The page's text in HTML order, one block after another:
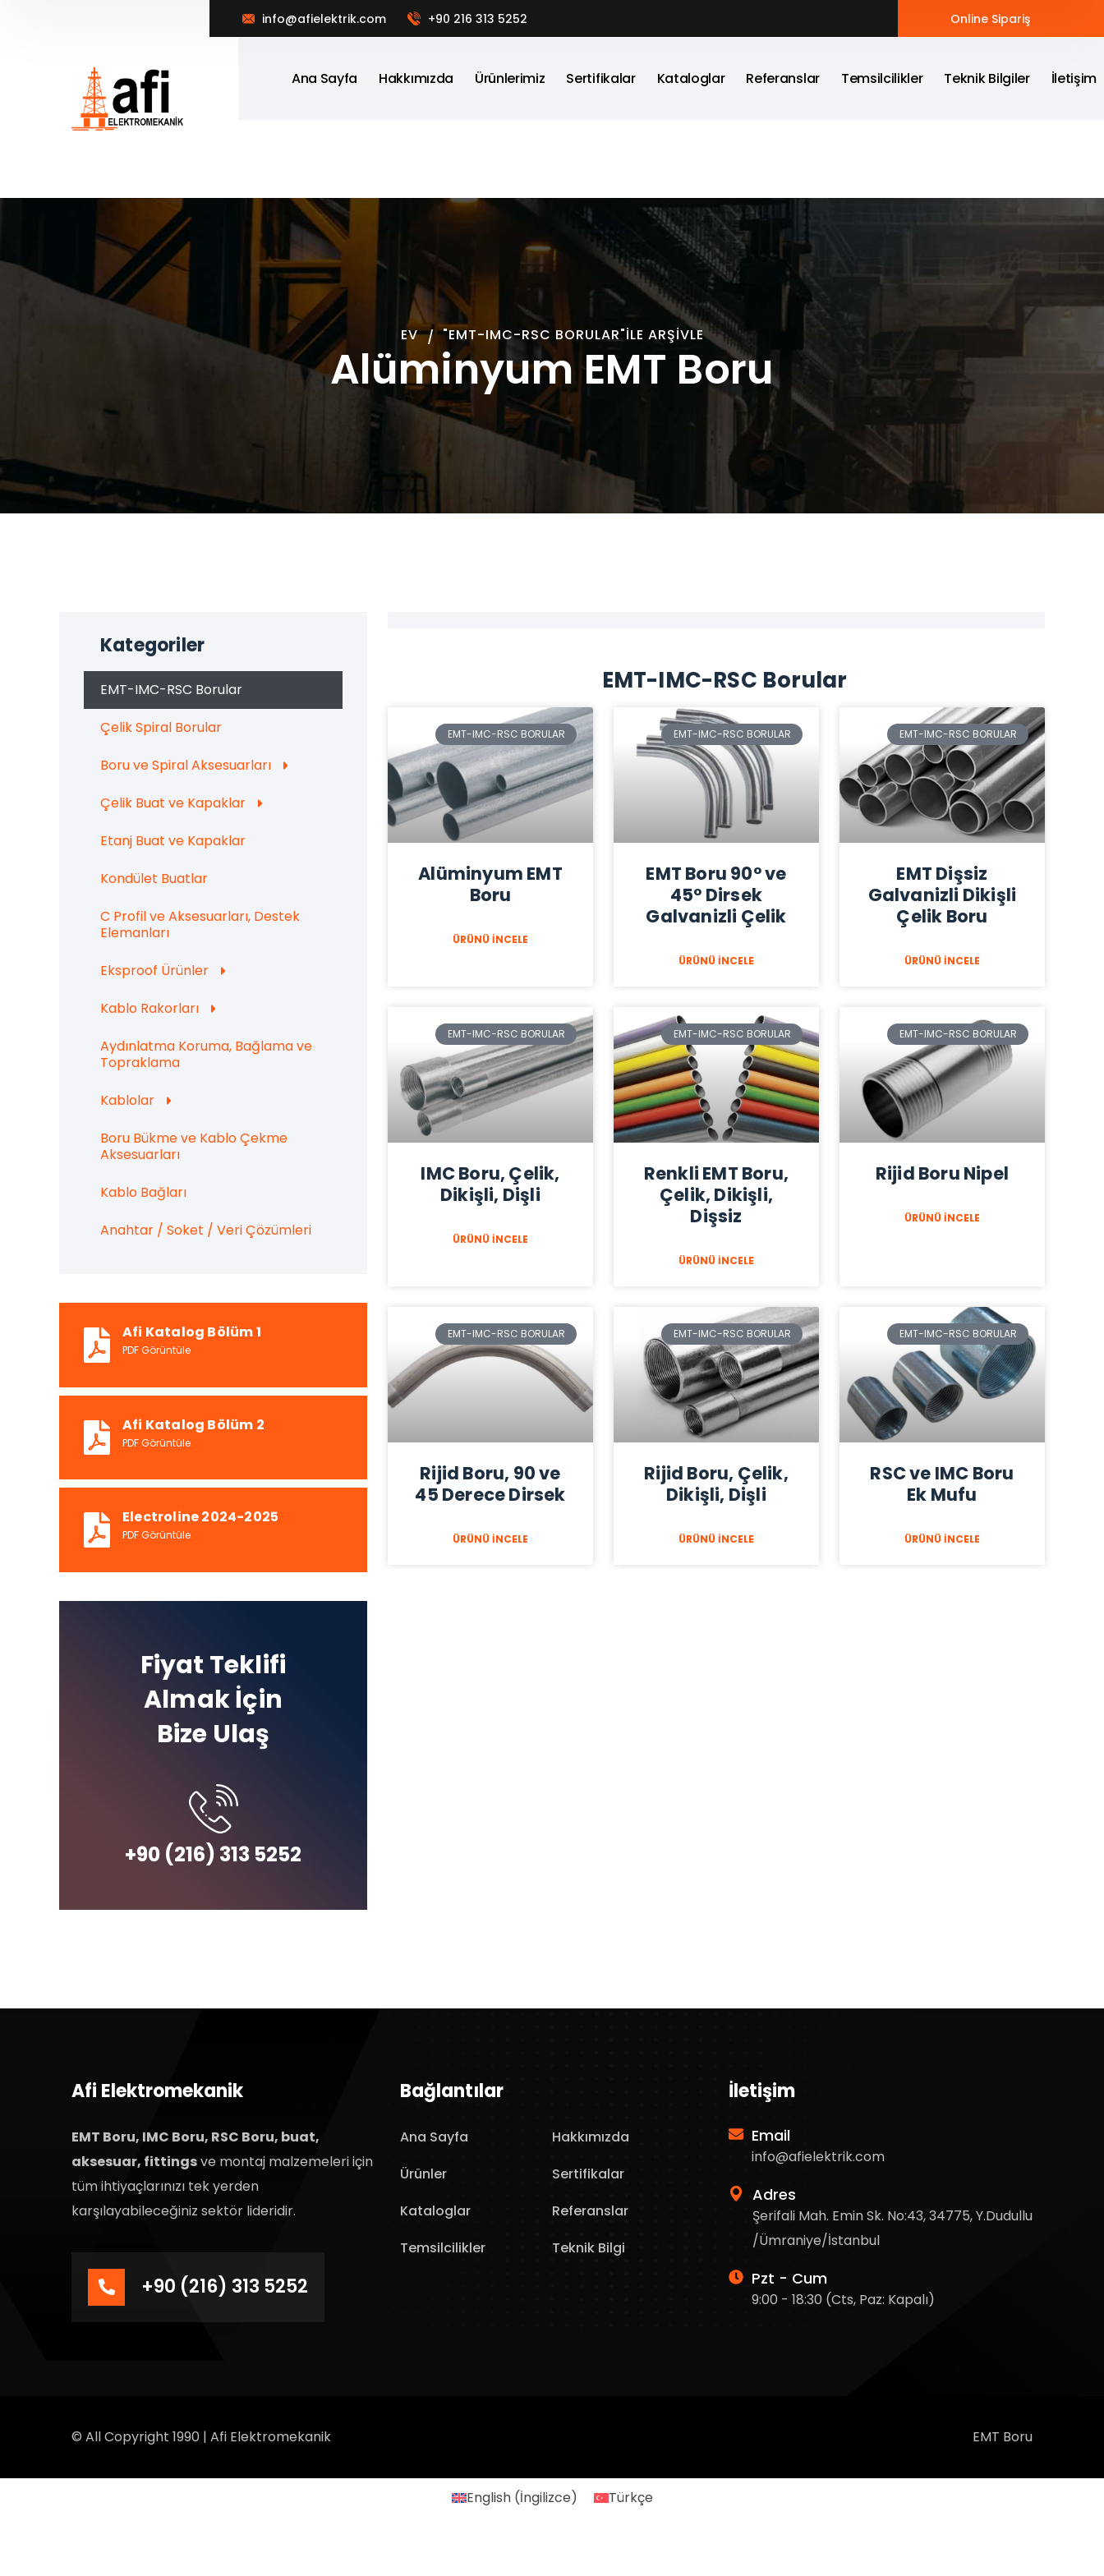
info@afielektrik.com +90 216 313 5252 Online Sipariş
Ana Sayfa Hakkımızda Ürünlerimiz Sertifikalar Kataloglar Referanslar Temsilcilikler Teknik Bilgiler İletişim
Alüminyum EMT Boru
EV "EMT-IMC-RSC BORULAR"ILE ARŞIVLE
Kategoriler
EMT-IMC-RSC Borular
Çelik Spiral Borular
Boru ve Spiral Aksesuarları
Çelik Buat ve Kapaklar
Etanj Buat ve Kapaklar
Kondület Buatlar
C Profil ve Aksesuarları, Destek
Elemanları
Eksproof Ürünler
Kablo Rakorları
Aydınlatma Koruma, Bağlama ve
Topraklama
Kablolar
Boru Bükme ve Kablo Çekme
Aksesuarları
Kablo Bağları
Anahtar / Soket / Veri Çözümleri
Afi Katalog Bölüm 1
PDF Görüntüle
Afi Katalog Bölüm 2
PDF Görüntüle
Electroline 2024-2025
PDF Görüntüle
Fiyat Teklifi
Almak İçin
Bize Ulaş
+90 (216) 313 5252
EMT-IMC-RSC Borular
EMT-IMC-RSC BORULAR
Alüminyum EMT
Boru
ÜRÜNÜ İNCELE
EMT-IMC-RSC BORULAR
EMT Boru 90° ve
45° Dirsek
Galvanizli Çelik
ÜRÜNÜ İNCELE
EMT-IMC-RSC BORULAR
EMT Dişsiz
Galvanizli Dikişli
Çelik Boru
ÜRÜNÜ İNCELE
EMT-IMC-RSC BORULAR
IMC Boru, Çelik,
Dikişli, Dişli
ÜRÜNÜ İNCELE
EMT-IMC-RSC BORULAR
Renkli EMT Boru,
Çelik, Dikişli,
Dişsiz
ÜRÜNÜ İNCELE
EMT-IMC-RSC BORULAR
Rijid Boru Nipel
ÜRÜNÜ İNCELE
EMT-IMC-RSC BORULAR
Rijid Boru, 90 ve
45 Derece Dirsek
ÜRÜNÜ İNCELE
EMT-IMC-RSC BORULAR
Rijid Boru, Çelik,
Dikişli, Dişli
ÜRÜNÜ İNCELE
EMT-IMC-RSC BORULAR
RSC ve IMC Boru
Ek Mufu
ÜRÜNÜ İNCELE
Afi Elektromekanik
EMT Boru, IMC Boru, RSC Boru, buat,
aksesuar, fittingsve montaj malzemeleri için
tüm ihtiyaçlarınızı tek yerden
karşılayabileceğiniz sektör lideridir.
+90 (216) 313 5252
Bağlantılar
Ana Sayfa
Hakkımızda
Ürünler
Sertifikalar
Kataloglar
Referanslar
Temsilcilikler
Teknik Bilgi
İletişim
Email
info@afielektrik.com
Adres
Şerifali Mah. Emin Sk. No:43, 34775, Y.Dudullu
/Ümraniye/İstanbul
Pzt - Cum
9:00 - 18:30 (Cts, Paz: Kapalı)
© All Copyright 1990 | Afi Elektromekanik EMT Boru
English(İngilizce) Türkçe